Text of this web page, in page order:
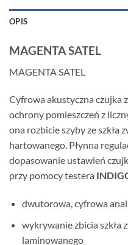
OPIS
MAGENTA SATEL
MAGENTA SATEL
Cyfrowa akustyczna czujka
ochrony pomieszczeń z
ona rozbicie szyby ze szkła
hartowanego. Płynna
dopasowanie ustawień
przy pomocy testera
dwutorowa, cyfrowa
wykrywanie zbicia szkła
laminowanego